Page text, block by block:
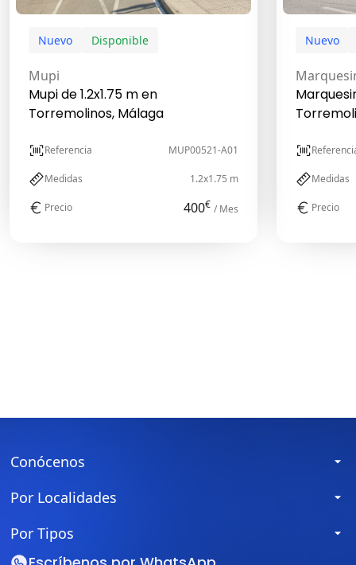
Nuevo Disponible
Mupi
Mupi de 1.2x1.75 m en
Torremolinos, Málaga
Referencia MUP00521-A01
Medidas 1.2x1.75 m
Precio 400€ / Mes
Nuevo
Medidas
Precio
Conócenos
Por Localidades
Por Tipos